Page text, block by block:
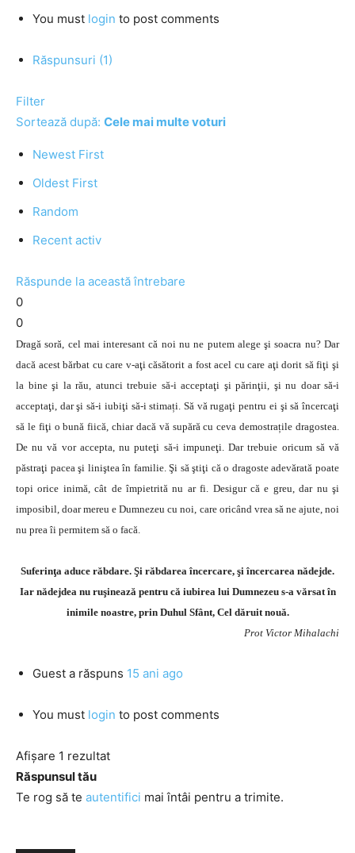
You must login to post comments
Răspunsuri (1)
Filter
Sortează după: Cele mai multe voturi
Newest First
Oldest First
Random
Recent activ
Răspunde la această întrebare
0
0
Dragă soră, cel mai interesant că noi nu ne putem alege şi soacra nu? Dar
dacă acest bărbat cu care v-aţi căsătorit a fost acel cu care aţi dorit să fiţi şi
la bine şi la rău, atunci trebuie să-i acceptaţi şi părinţii, şi nu doar să-i
acceptaţi, dar şi să-i iubiţi să-i stimați. Să vă rugaţi pentru ei şi să încercaţi
să le fiţi o bună fiică, chiar dacă vă supără cu ceva demostrațile dragostea.
De nu vă vor accepta, nu puteţi să-i impuneţi. Dar trebuie oricum să vă
păstraţi pacea şi liniştea în familie. Şi să ştiţi că o dragoste adevărată poate
topi orice inimă, cât de împietrită nu ar fi. Desigur că e greu, dar nu şi
imposibil, doar mereu e Dumnezeu cu noi, care oricând vrea să ne ajute, noi
nu prea îi permitem să o facă.
Suferinţa aduce răbdare. Şi răbdarea încercare, şi încercarea nădejde.
Iar nădejdea nu ruşinează pentru că iubirea lui Dumnezeu s-a vărsat în
inimile noastre, prin Duhul Sfânt, Cel dăruit nouă.
Prot Victor Mihalachi
Guest a răspuns 15 ani ago
You must login to post comments
Afișare 1 rezultat
Răspunsul tău
Te rog să te autentifici mai întâi pentru a trimite.